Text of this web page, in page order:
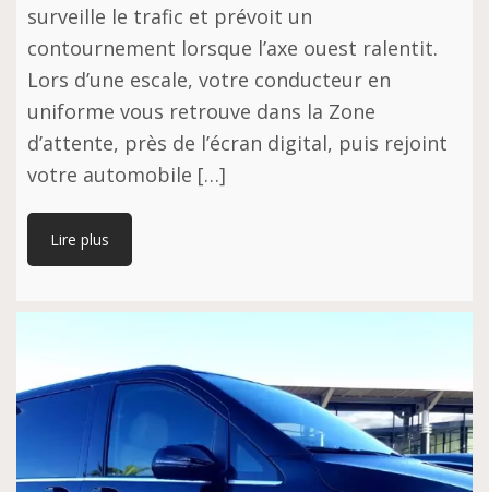
surveille le trafic et prévoit un
contournement lorsque l’axe ouest ralentit.
Lors d’une escale, votre conducteur en
uniforme vous retrouve dans la Zone
d’attente, près de l’écran digital, puis rejoint
votre automobile […]
Lire plus